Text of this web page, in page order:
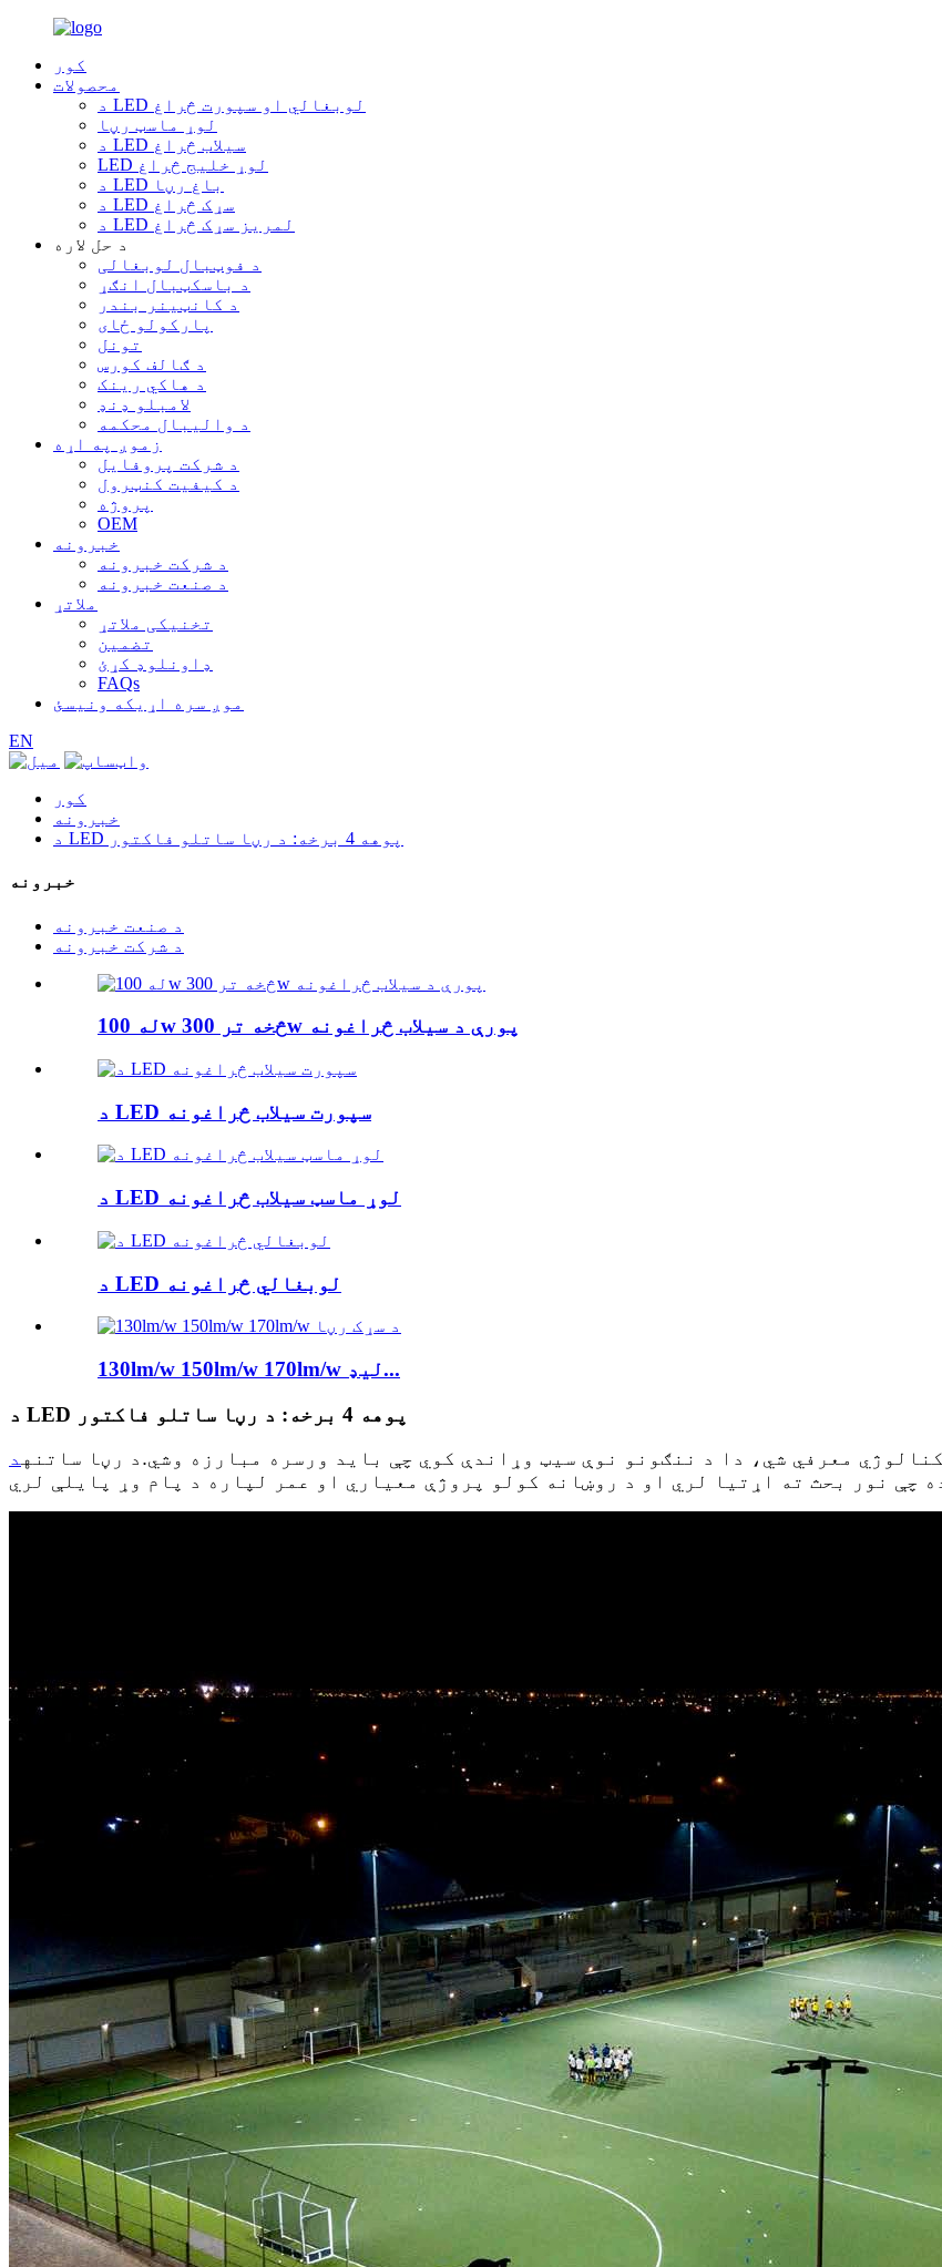
کور
محصولات
د LED لوبغالي او سپورت څراغ
لوړ ماسټ رڼا
د LED سیلاب څراغ
LED لوړ خلیج څراغ
د LED باغ رڼا
د LED سړک څراغ
د LED لمریز سړک څراغ
د حل لاره
د فوټبال لوبغالی
د باسکټبال انګړ
د کانټینر بندر
پارکولو ځای
تونل
د ګالف کورس
د هاکي رینک
لامبلو ډنډ
د والیبال محکمه
زموږ په اړه
د شرکت پروفایل
د کیفیت کنټرول
پروژه
OEM
خبرونه
د شرکت خبرونه
د صنعت خبرونه
ملاتړ
تخنیکی ملاتړ
تضمین
ډاونلوډ کړئ
FAQs
موږ سره اړیکه ونیسئ
EN
کور
خبرونه
د LED پوهه 4 برخه: د رڼا ساتلو فاکتور
خبرونه
د صنعت خبرونه
د شرکت خبرونه
له 100w څخه تر 300w پورې د سیلاب څراغونه
د LED سپورت سیلاب څراغونه
د LED لوړ ماسټ سیلاب څراغونه
د LED لوبغالي څراغونه
130lm/w 150lm/w 170lm/w لیډ...
د LED پوهه 4 برخه: د رڼا ساتلو فاکتور
معرفي شي، دا د ننګونو نوې سیټ وړاندې کوي چې باید ورسره مبارزه وشي.د رڼا ساتنه